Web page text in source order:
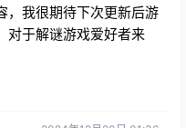
，我很期待下次更新后游
对于解谜游戏爱好者来